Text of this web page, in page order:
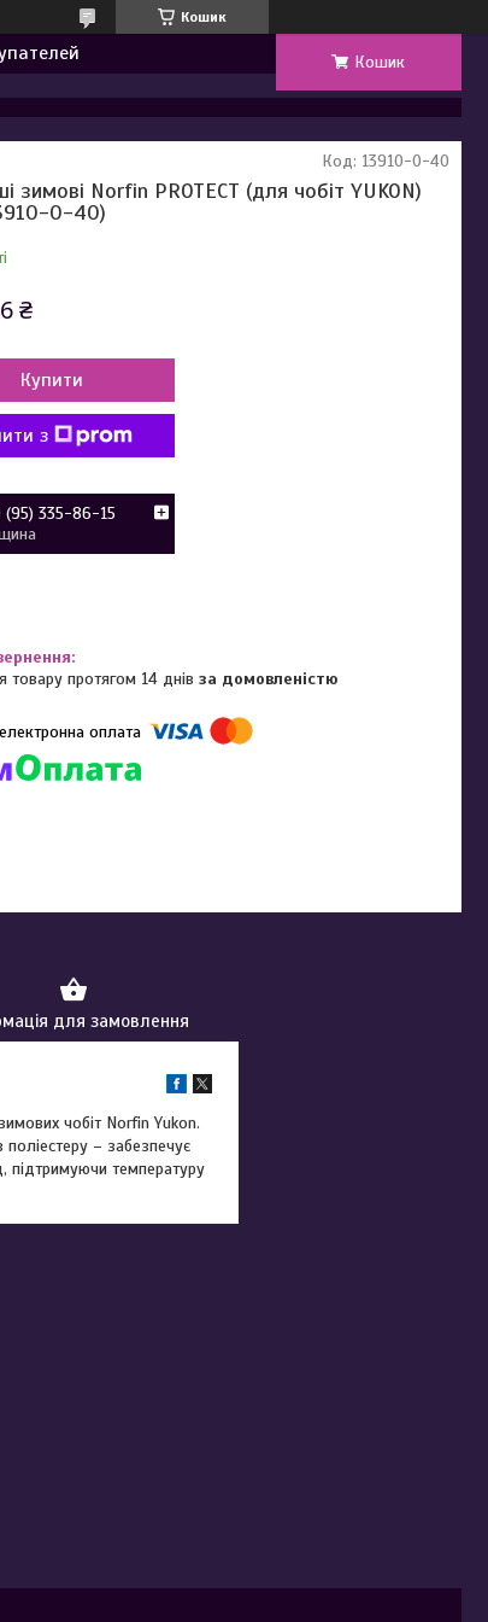
Кошик
Кошик
зимові Norfin PROTECT (для чобіт YUKON)
0-40)
Код: 13910-0-40
₴
Купити
з
(95) 335-86-15
товару протягом 14 днівза домовленістю
для замовлення
чобіт Norfin Yukon.
– забезпечує
підтримуючи температуру